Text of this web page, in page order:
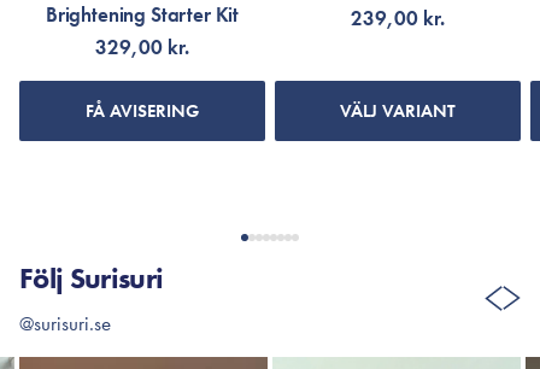
Brightening Starter Kit
329,00 kr.
FÅ AVISERING
239,00 kr.
VÄLJ VARIANT
Följ Surisuri
@surisuri.se